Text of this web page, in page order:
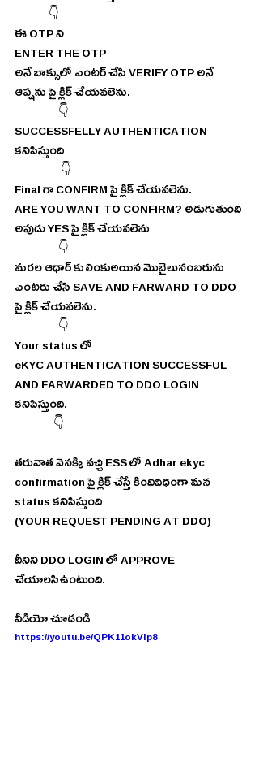
              👇
ఈ OTP ని
ENTER THE OTP
అనే బాక్సులో ఎంటర్ చేసి VERIFY OTP అనే
ఆప్షను పై క్లిక్ చేయవలెను.
                  👇
SUCCESSFELLY AUTHENTICATION
కనిపిస్తుంది
                   👇
Final గా CONFIRM పై క్లిక్ చేయవలెను.
ARE YOU WANT TO CONFIRM? అడుగుతుంది
అపుడు YES పై క్లిక్ చేయవలెను
                  👇
మరల ఆధార్ కు లింకుఅయిన మొబైలునంబరును
ఎంటరు చేసి SAVE AND FARWARD TO DDO
పై క్లిక్ చేయవలెను.
                  👇
Your status లో
eKYC AUTHENTICATION SUCCESSFUL
AND FARWARDED TO DDO LOGIN
కనిపిస్తుంది.
                👇
తరువాత వెనక్కి వచ్చి ESS లో Adhar ekyc
confirmation పై క్లిక్ చేస్తే కిందివిధంగా మన
status కనిపిస్తుంది
(YOUR REQUEST PENDING AT DDO)
దీనిని DDO LOGIN లో APPROVE
చేయాలసిఉంటుంది.
వీడియో చూడండి
https://youtu.be/QPK11okVlp8